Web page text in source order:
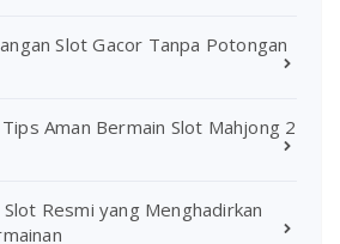
Slot Gacor Tanpa Potongan
Tips Aman Bermain Slot Mahjong 2
Resmi yang Menghadirkan